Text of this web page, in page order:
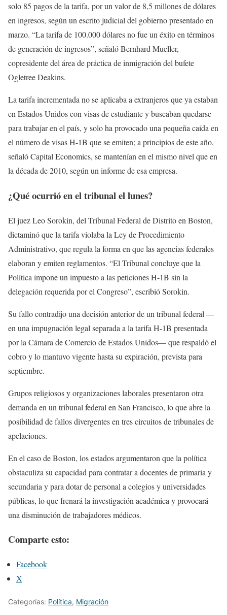
solo 85 pagos de la tarifa, por un valor de 8,5 millones de dólares
en ingresos, según un escrito judicial del gobierno presentado en
marzo. “La tarifa de 100.000 dólares no fue un éxito en términos
de generación de ingresos”, señaló Bernhard Mueller,
copresidente del área de práctica de inmigración del bufete
Ogletree Deakins.
La tarifa incrementada no se aplicaba a extranjeros que ya estaban
en Estados Unidos con visas de estudiante y buscaban quedarse
para trabajar en el país, y solo ha provocado una pequeña caída en
el número de visas H-1B que se emiten; a principios de este año,
señaló Capital Economics, se mantenían en el mismo nivel que en
la década de 2010, según un informe de esa empresa.
¿Qué ocurrió en el tribunal el lunes?
El juez Leo Sorokin, del Tribunal Federal de Distrito en Boston,
dictaminó que la tarifa violaba la Ley de Procedimiento
Administrativo, que regula la forma en que las agencias federales
elaboran y emiten reglamentos. “El Tribunal concluye que la
Política impone un impuesto a las peticiones H-1B sin la
delegación requerida por el Congreso”, escribió Sorokin.
Su fallo contradijo una decisión anterior de un tribunal federal —
en una impugnación legal separada a la tarifa H-1B presentada
por la Cámara de Comercio de Estados Unidos— que respaldó el
cobro y lo mantuvo vigente hasta su expiración, prevista para
septiembre.
Grupos religiosos y organizaciones laborales presentaron otra
demanda en un tribunal federal en San Francisco, lo que abre la
posibilidad de fallos divergentes en tres circuitos de tribunales de
apelaciones.
En el caso de Boston, los estados argumentaron que la política
obstaculiza su capacidad para contratar a docentes de primaria y
secundaria y para dotar de personal a colegios y universidades
públicas, lo que frenará la investigación académica y provocará
una disminución de trabajadores médicos.
Comparte esto:
Facebook
X
Categorías: Política, Migración